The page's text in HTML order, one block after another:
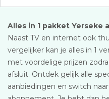
Alles in 1 pakket Yerseke
Naast TV en internet ook
vergelijker kan je alles in 1
met voordelige prijzen
afsluit. Ontdek gelijk alle
aanbiedingen en switch